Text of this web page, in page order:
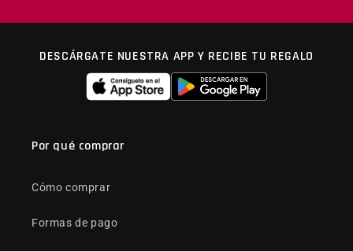
DESCÁRGATE NUESTRA APP Y RECIBE TU REGALO
Por qué comprar
Cómo comprar
Formas de pago